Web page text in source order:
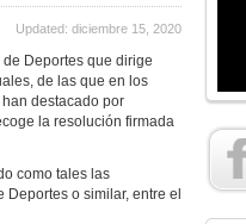
Updated: diciembre 15, 2020
Deportes que dirige
de las que en los
destacado por
la resolución firmada
como tales las
o similar, entre el